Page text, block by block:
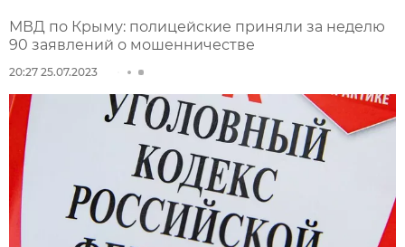
МВД по Крыму: полицейские приняли за неделю
90 заявлений о мошенничестве
20:27 25.07.2023